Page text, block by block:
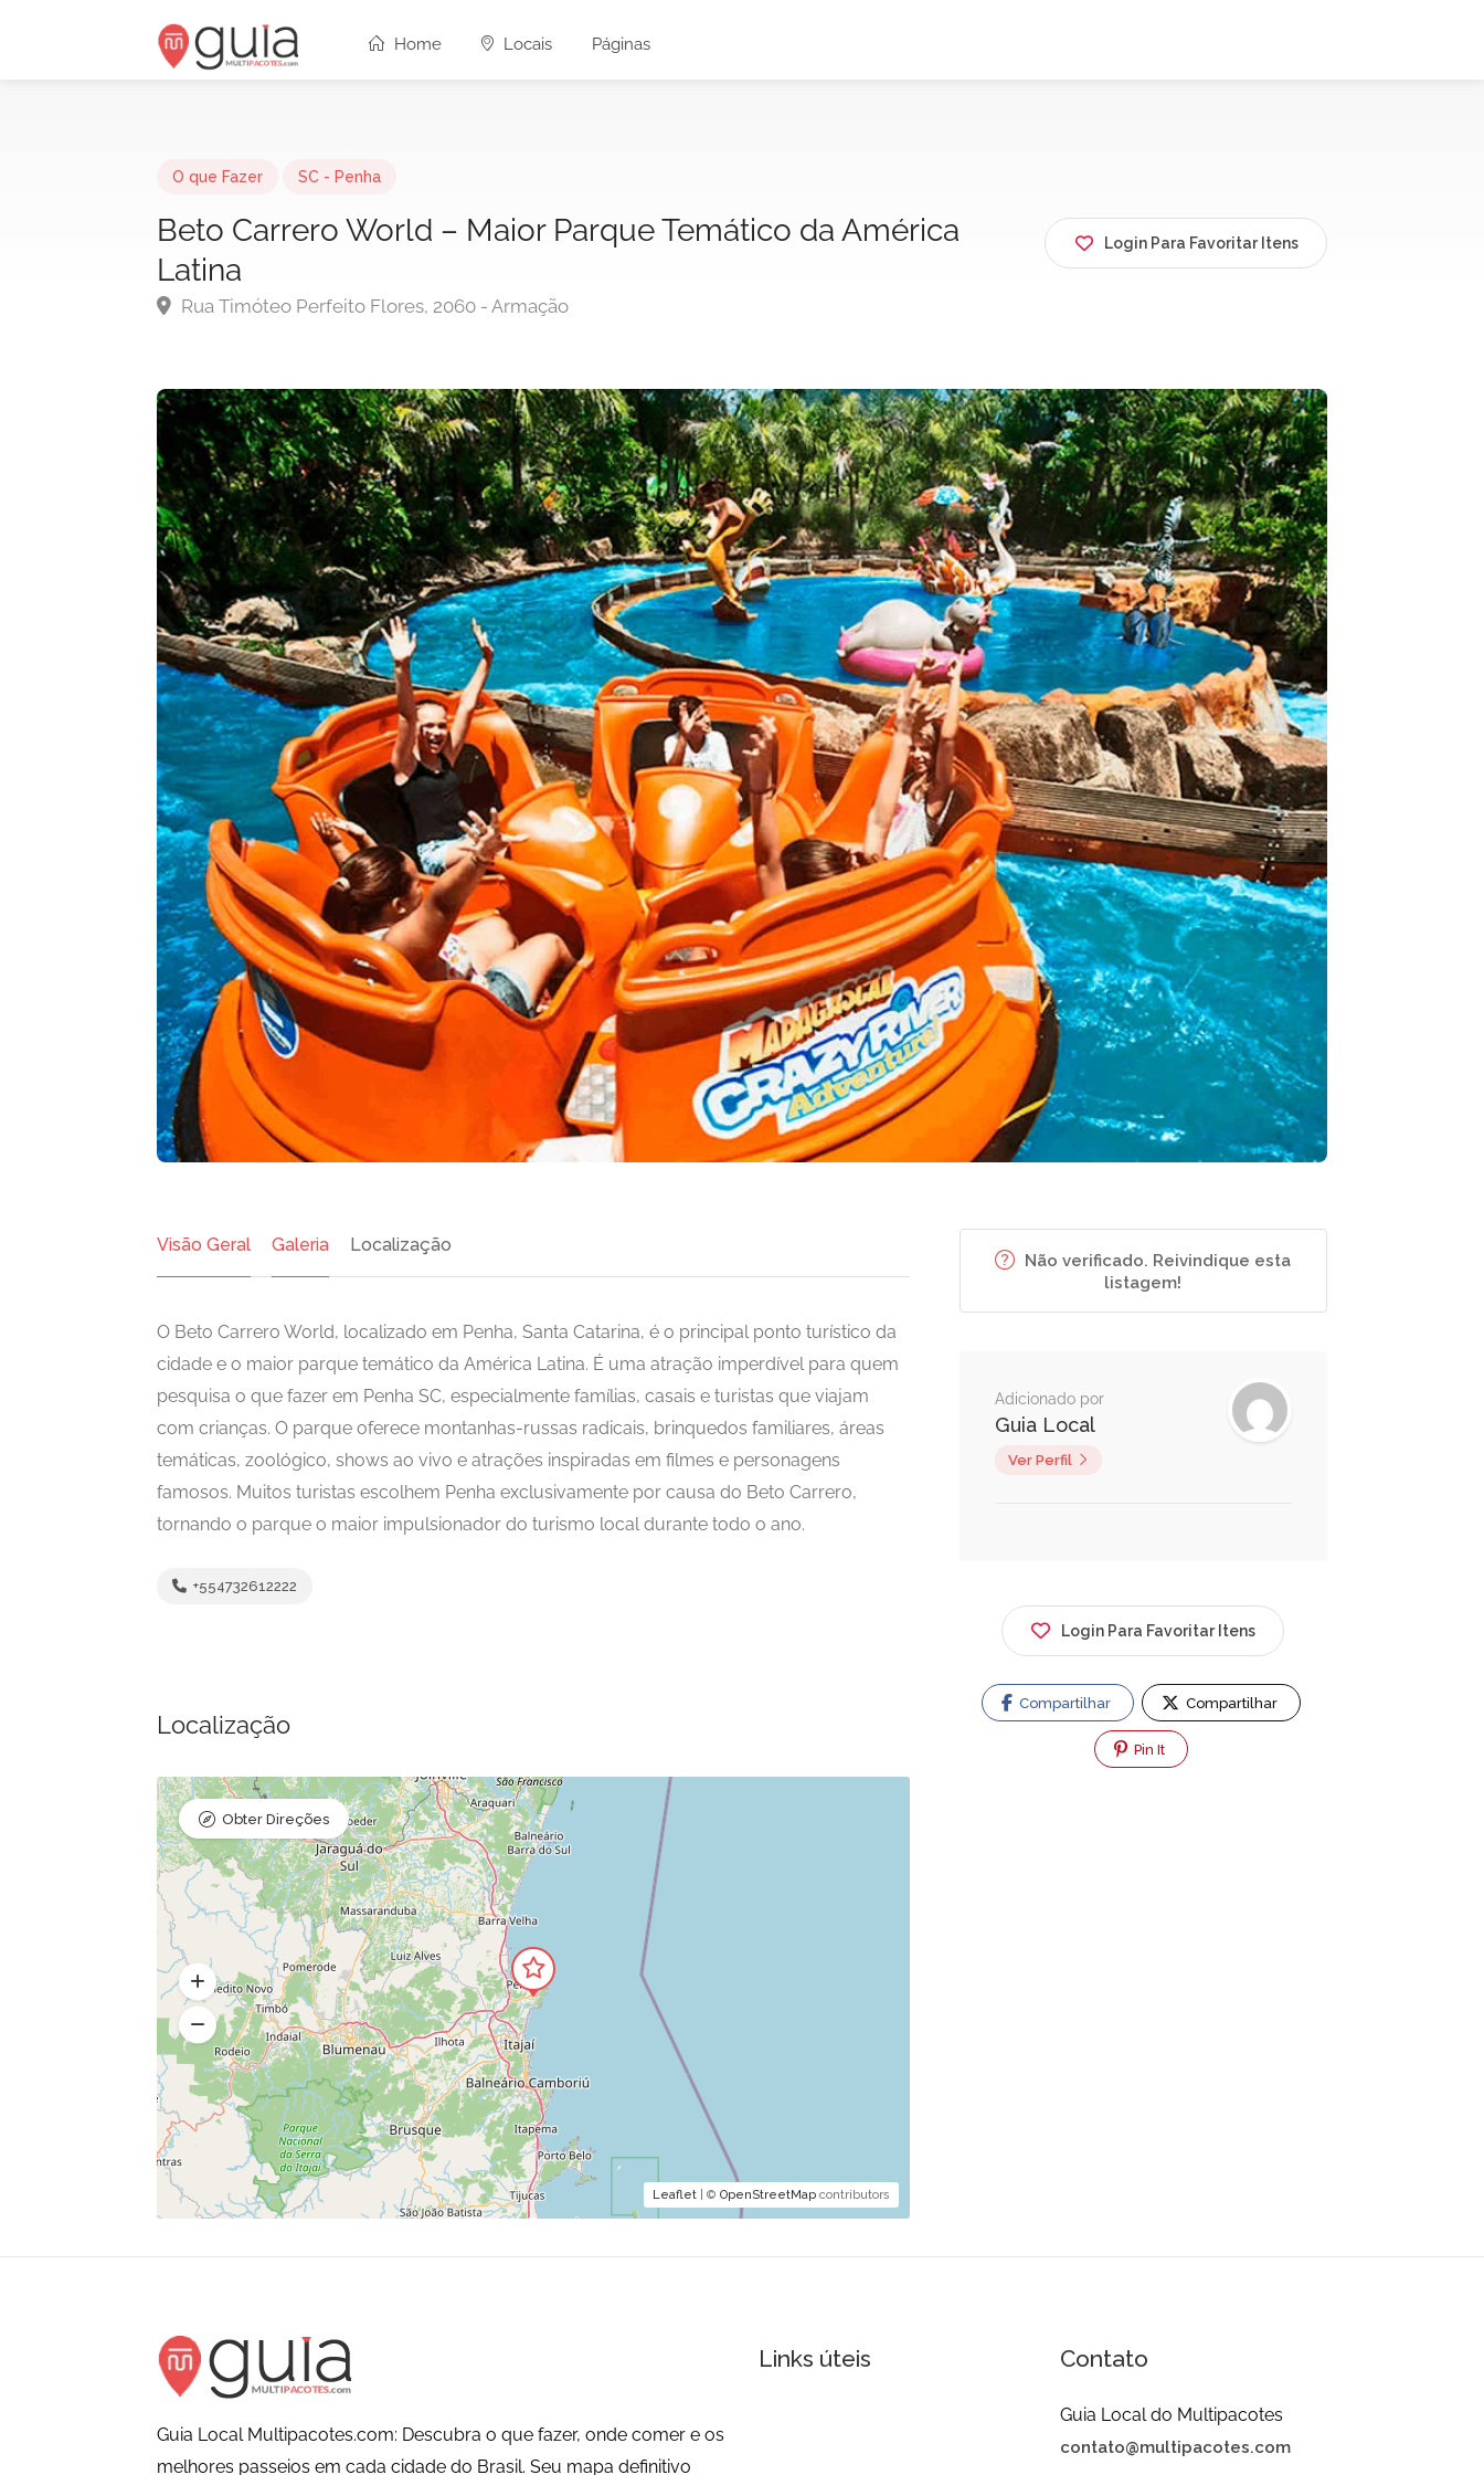
Home Locais Páginas
O que Fazer SC - Penha
Beto Carrero World – Maior Parque Temático da América
Latina
Rua Timóteo Perfeito Flores, 2060 - Armação
Login Para Favoritar Itens
Visão Geral Galeria Localização
O Beto Carrero World, localizado em Penha, Santa Catarina, é o principal ponto turístico da
cidade e o maior parque temático da América Latina. É uma atração imperdível para quem
pesquisa o que fazer em Penha SC, especialmente famílias, casais e turistas que viajam
com crianças. O parque oferece montanhas-russas radicais, brinquedos familiares, áreas
temáticas, zoológico, shows ao vivo e atrações inspiradas em filmes e personagens
famosos. Muitos turistas escolhem Penha exclusivamente por causa do Beto Carrero,
tornando o parque o maior impulsionador do turismo local durante todo o ano.
+554732612222
Localização
Leaflet| © OpenStreetMapcontributors
Obter Direções
Não verificado. Reivindique esta
listagem!
Adicionado por
Guia Local
Ver Perfil
Login Para Favoritar Itens
Compartilhar Compartilhar
Pin It
Guia Local Multipacotes.com: Descubra o que fazer, onde comer e os
melhores passeios em cada cidade do Brasil. Seu mapa definitivo
Links úteis Contato
Guia Local do Multipacotes
contato@multipacotes.com